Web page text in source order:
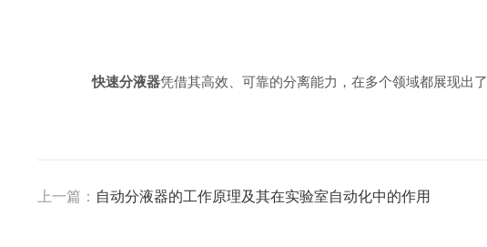
快速分液器凭借其高效、可靠的分离能力，在多个领域都展现出了
上一篇： 自动分液器的工作原理及其在实验室自动化中的作用